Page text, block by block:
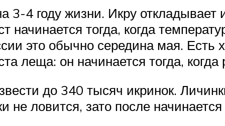
3-4 году жизни. Икру
начинается тогда, когда
это обычно середина мая. Есть
леща: он начинается тогда,
до 340 тысяч икринок.
не ловится, зато после